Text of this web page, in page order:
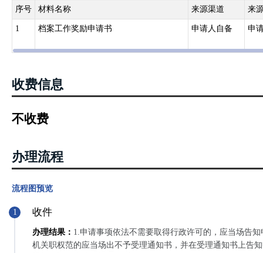
（三）对档案学研究做出重要贡献的；
（四）将重要的或者珍贵的档案捐赠给国家的；
序号 材料名称 来源渠道 来
1 档案工作奖励申请书 申请人自备 申
收费信息
不收费
办理流程
流程图预览
1 收件
办理结果： 1.申请事项依法不需要取得行政许可的，应当场告
机关职权范的应当场出不予受理通知书，并在受理通知书上告